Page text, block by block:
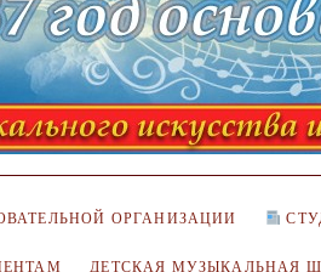
ОРГАНИЗАЦИИ
ДЕТСКАЯ МУЗЫКАЛЬНАЯ